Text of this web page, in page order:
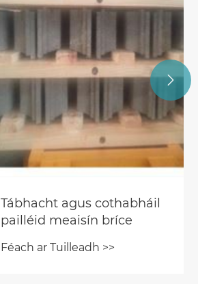
Tábhacht agus cothabháil
pailléid meaisín bríce
Féach ar Tuilleadh >>
